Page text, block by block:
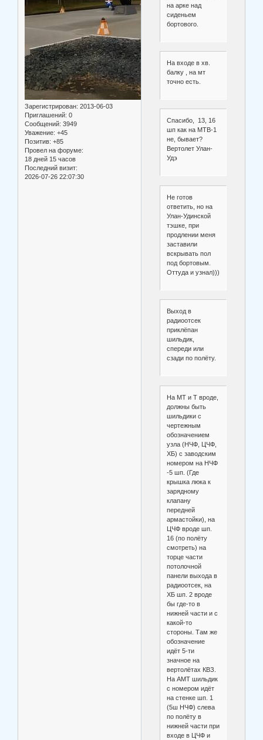
Зарегистрирован: 2013-06-03
Приглашений: 0
Сообщений: 3949
Уважение: +45
Позитив: +85
Провел на форуме:
18 дней 15 часов
Последний визит:
2026-07-26 22:07:30
на арке над
сиденьем
бортового.
На входе в хв.
балку , на мт
точно есть.
Спасибо, 13, 16
шп как на МТВ-1
не, бывает?
Вертолет Улан-
Удэ
Не готов
ответить, но на
Улан-Удинской
тэшке, при
продлении меня
заставили
вскрывать пол
под бортовым.
Оттуда и узнал)))
Выход в
радиоотсек
приклёпан
шильдик,
спереди или
сзади по полёту.
На МТ и Т вроде,
должны быть
шильдики с
чертежным
обозначением
узла (НЧФ, ЦЧФ,
ХБ) с заводским
номером на НЧФ
-5 шп. (Где
крышка люка к
зарядному
клапану
передней
армастойки), на
ЦЧФ вроде шп.
16 (по полёту
смотреть) на
торце части
потолочной
панели выхода в
радиоотсек, на
ХБ шп. 2 вроде
бы где-то в
нижней части и с
какой-то
стороны. Там же
обозначение
идёт 5-ти
значное на
вертолётах КВЗ.
На АМТ шильдик
с номером идёт
на стенке шп. 1
(5ш НЧФ) слева
по полёту в
нижней части при
входе в ЦЧФ и